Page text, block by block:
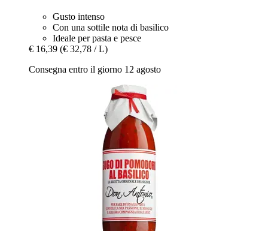
Gusto intenso
Con una sottile nota di basilico
Ideale per pasta e pesce
€ 16,39 (€ 32,78 / L)
Consegna entro il giorno 12 agosto